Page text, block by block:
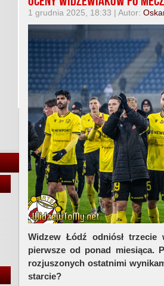
1 grudnia 2025, 18:33 | Autor:
Widzew Łódź odniósł
pierwsze od ponad miesiąca.
rozjuszonych ostatnimi
starcie?